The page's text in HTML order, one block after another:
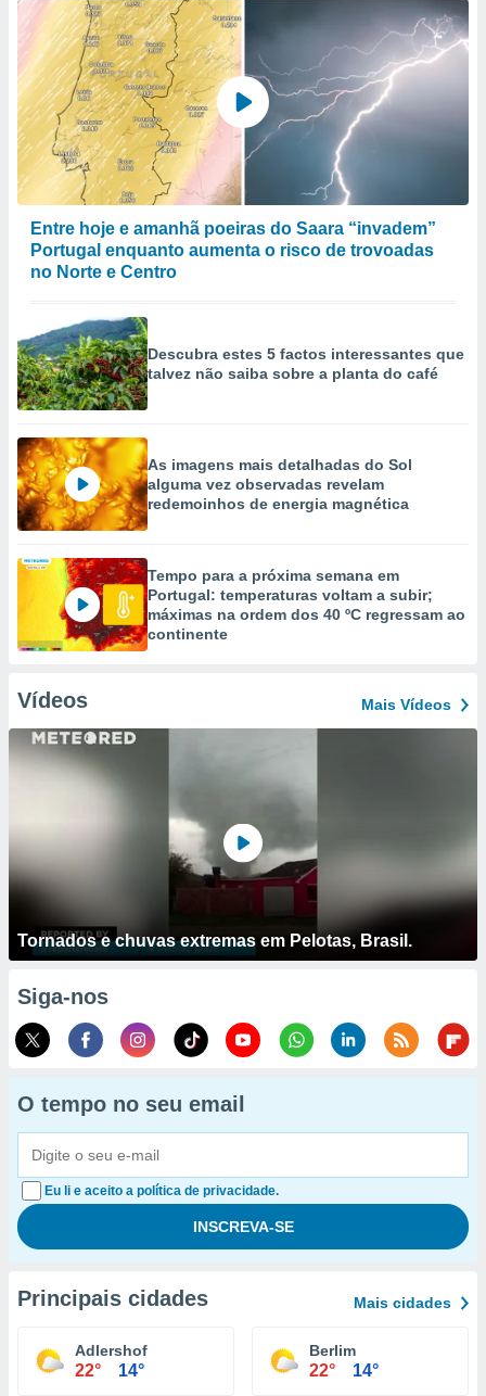
Entre hoje e amanhã poeiras do Saara “invadem”
Portugal enquanto aumenta o risco de trovoadas
no Norte e Centro
Descubra estes 5 factos interessantes que
talvez não saiba sobre a planta do café
As imagens mais detalhadas do Sol
alguma vez observadas revelam
redemoinhos de energia magnética
Tempo para a próxima semana em
Portugal: temperaturas voltam a subir;
máximas na ordem dos 40 ºC regressam ao
continente
Vídeos Mais Vídeos
Tornados e chuvas extremas em Pelotas, Brasil.
Siga-nos
O tempo no seu email
Eu li e aceito a política de privacidade.
Principais cidades Mais cidades
Adlershof
22° 14°
Berlim
22° 14°